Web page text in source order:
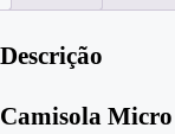
Descrição
Camisola